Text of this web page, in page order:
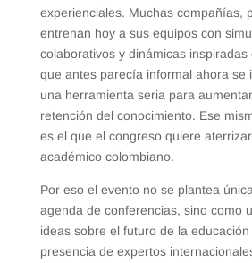
experienciales. Muchas compañías,
entrenan hoy a sus equipos con
colaborativos y dinámicas
que antes parecía informal ahora se
una herramienta seria para
retención del conocimiento. Ese
es el que el congreso quiere
académico colombiano.
Por eso el evento no se plantea
agenda de conferencias, sino como
ideas sobre el futuro de la
presencia de expertos